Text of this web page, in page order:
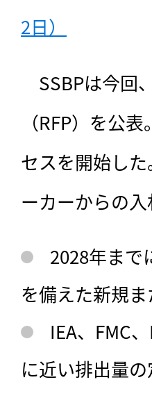
2日）
SSBPは今回
（RFP）を公
セスを開始し
ーカーからの入
2028年まで
を備えた新規
IEA、FMC
に近い排出量